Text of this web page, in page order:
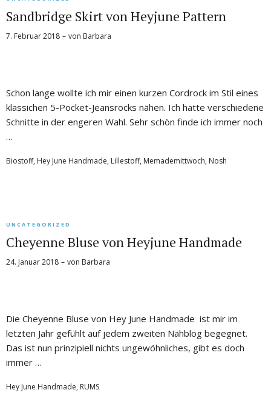
Sandbridge Skirt von Heyjune Pattern
7. Februar 2018 von Barbara
Schon lange wollte ich mir einen kurzen Cordrock im Stil eines
klassichen 5-Pocket-Jeansrocks nähen. Ich hatte verschiedene
Schnitte in der engeren Wahl. Sehr schön finde ich immer noch
…
Biostoff, Hey June Handmade, Lillestoff, Memademittwoch, Nosh
UNCATEGORIZED
Cheyenne Bluse von Heyjune Handmade
24. Januar 2018 von Barbara
Die Cheyenne Bluse von Hey June Handmade ist mir im
letzten Jahr gefühlt auf jedem zweiten Nähblog begegnet.
Das ist nun prinzipiell nichts ungewöhnliches, gibt es doch
immer …
Hey June Handmade, RUMS